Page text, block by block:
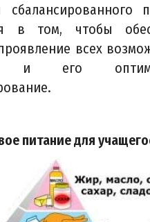
сбалансированного
в том, чтобы
всех
и его
питание для